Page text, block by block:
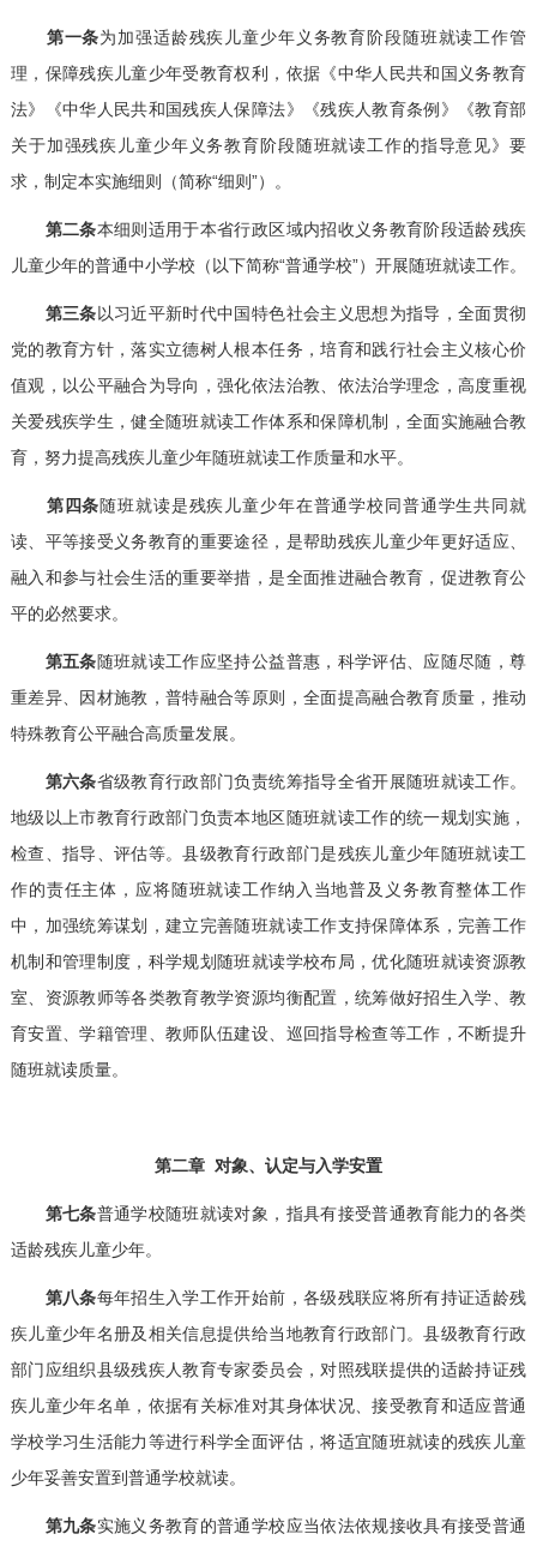
第一条为加强适龄残疾儿童少年义务教育阶段随班就读工作管
理，保障残疾儿童少年受教育权利，依据《中华人民共和国义务教育
法》《中华人民共和国残疾人保障法》《残疾人教育条例》《教育部
关于加强残疾儿童少年义务教育阶段随班就读工作的指导意见》要
求，制定本实施细则（简称“细则”）。
第二条本细则适用于本省行政区域内招收义务教育阶段适龄残疾
儿童少年的普通中小学校（以下简称“普通学校”）开展随班就读工作。
第三条以习近平新时代中国特色社会主义思想为指导，全面贯彻
党的教育方针，落实立德树人根本任务，培育和践行社会主义核心价
值观，以公平融合为导向，强化依法治教、依法治学理念，高度重视
关爱残疾学生，健全随班就读工作体系和保障机制，全面实施融合教
育，努力提高残疾儿童少年随班就读工作质量和水平。
第四条随班就读是残疾儿童少年在普通学校同普通学生共同就
读、平等接受义务教育的重要途径，是帮助残疾儿童少年更好适应、
融入和参与社会生活的重要举措，是全面推进融合教育，促进教育公
平的必然要求。
第五条随班就读工作应坚持公益普惠，科学评估、应随尽随，尊
重差异、因材施教，普特融合等原则，全面提高融合教育质量，推动
特殊教育公平融合高质量发展。
第六条省级教育行政部门负责统筹指导全省开展随班就读工作。
地级以上市教育行政部门负责本地区随班就读工作的统一规划实施，
检查、指导、评估等。县级教育行政部门是残疾儿童少年随班就读工
作的责任主体，应将随班就读工作纳入当地普及义务教育整体工作
中，加强统筹谋划，建立完善随班就读工作支持保障体系，完善工作
机制和管理制度，科学规划随班就读学校布局，优化随班就读资源教
室、资源教师等各类教育教学资源均衡配置，统筹做好招生入学、教
育安置、学籍管理、教师队伍建设、巡回指导检查等工作，不断提升
随班就读质量。
第二章 对象、认定与入学安置
第七条普通学校随班就读对象，指具有接受普通教育能力的各类
适龄残疾儿童少年。
第八条每年招生入学工作开始前，各级残联应将所有持证适龄残
疾儿童少年名册及相关信息提供给当地教育行政部门。县级教育行政
部门应组织县级残疾人教育专家委员会，对照残联提供的适龄持证残
疾儿童少年名单，依据有关标准对其身体状况、接受教育和适应普通
学校学习生活能力等进行科学全面评估，将适宜随班就读的残疾儿童
少年妥善安置到普通学校就读。
第九条实施义务教育的普通学校应当依法依规接收具有接受普通